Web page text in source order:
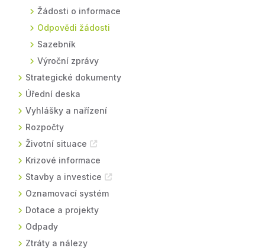
Žádosti o informace
Odpovědi žádosti
Sazebník
Výroční zprávy
Strategické dokumenty
Úřední deska
Vyhlášky a nařízení
Rozpočty
Životní situace
Krizové informace
Stavby a investice
Oznamovací systém
Dotace a projekty
Odpady
Ztráty a nálezy